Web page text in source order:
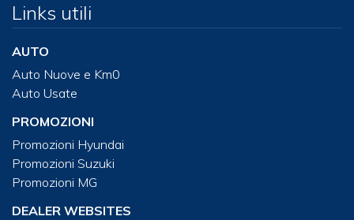
Links utili
AUTO
Auto Nuove e Km0
Auto Usate
PROMOZIONI
Promozioni Hyundai
Promozioni Suzuki
Promozioni MG
DEALER WEBSITES